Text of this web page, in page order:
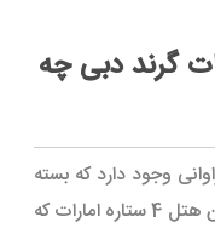
گرند دبی چه
وجود دارد که بسته
به سلیقه هر گردشگر اظهار شده است. این هتل 4 ستاره امارات که